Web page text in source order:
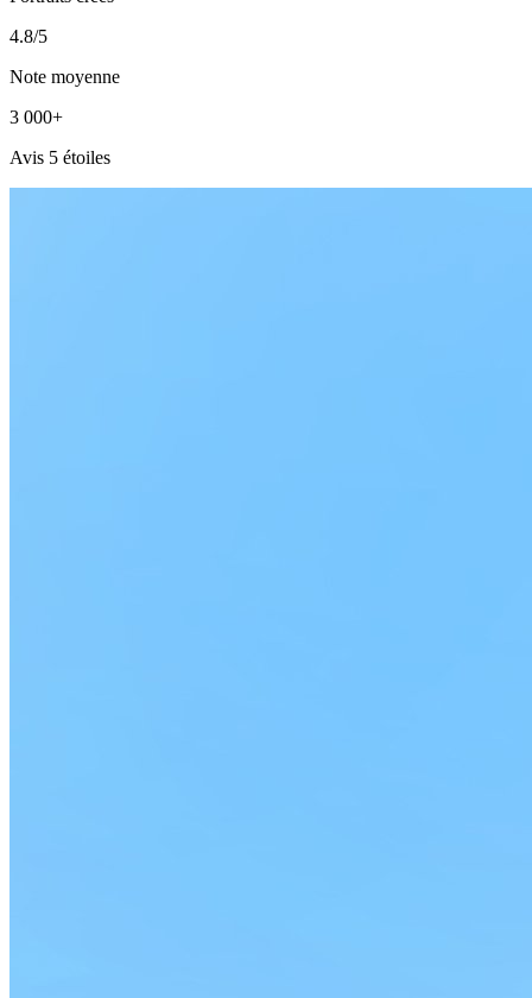
4.8/5
Note moyenne
3 000+
Avis 5 étoiles